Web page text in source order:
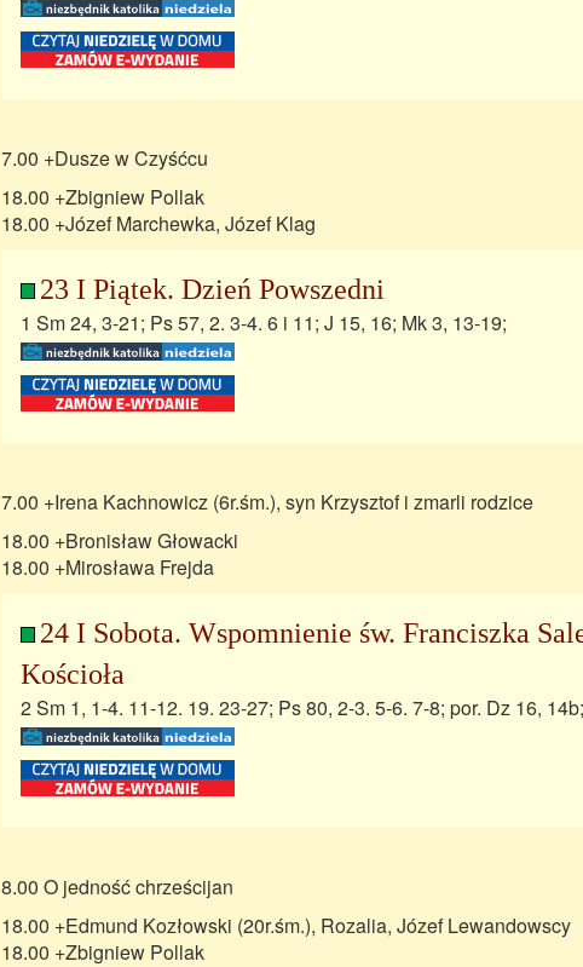
7.00 +Dusze w Czyśćcu
18.00 +Zbigniew Pollak
18.00 +Józef Marchewka, Józef Klag
23 I Piątek. Dzień Powszedni
1 Sm 24, 3-21; Ps 57, 2. 3-4. 6 i 11; J 15, 16; Mk 3, 13-19;
7.00 +Irena Kachnowicz (6r.śm.), syn Krzysztof i zmarli rodzice
18.00 +Bronisław Głowacki
18.00 +Mirosława Frejda
24 I Sobota. Wspomnienie św. Franciszka
Kościoła
2 Sm 1, 1-4. 11-12. 19. 23-27; Ps 80, 2-3. 5-6. 7-8; por. Dz 16,
8.00 O jedność chrześcijan
18.00 +Edmund Kozłowski (20r.śm.), Rozalia, Józef Lewandowscy
18.00 +Zbigniew Pollak